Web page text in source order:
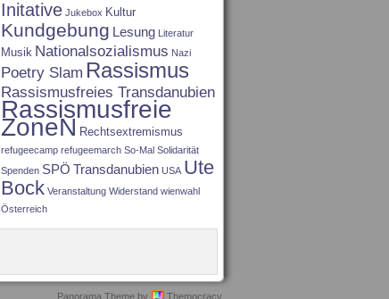
Initative Jukebox Kultur
Kundgebung Lesung Literatur
Musik Nationalsozialismus Nazi
Poetry Slam Rassismus
Rassismusfreies Transdanubien
Rassismusfreie
ZoneN Rechtsextremismus
refugeecamp refugeemarch So-Mal Solidarität
Spenden SPÖ Transdanubien USA Ute
Bock Veranstaltung Widerstand wienwahl
Österreich
Panorama Theme by Themocracy